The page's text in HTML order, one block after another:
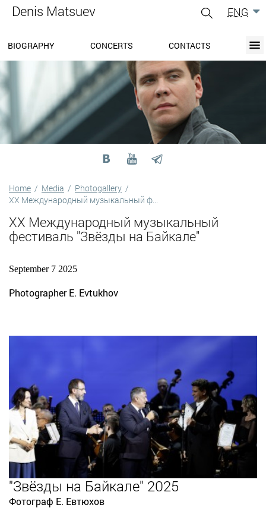
Denis Matsuev ENG
BIOGRAPHY CONCERTS
CONTACTS
BIOGRAPHY
CONCERTS
BLOG
DISCOGRAPHY
PRESS-CENTER
Home / Media / Photogallery /
XX Международный музыкальный ф...
XX Международный музыкальный
фестиваль "Звёзды на Байкале"
September 7 2025
Photographer E. Evtukhov
"Звёзды на Байкале" 2025
Фотограф Е. Евтюхов